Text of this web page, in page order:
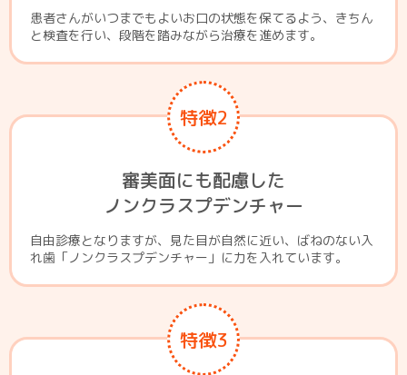
患者さんがいつまでもよいお口の状態を保てるよう、きちん
と検査を行い、段階を踏みながら治療を進めます。
特徴2
審美面にも配慮した
ノンクラスプデンチャー
自由診療となりますが、見た目が自然に近い、ばねのない入
れ歯「ノンクラスプデンチャー」に力を入れています。
特徴3